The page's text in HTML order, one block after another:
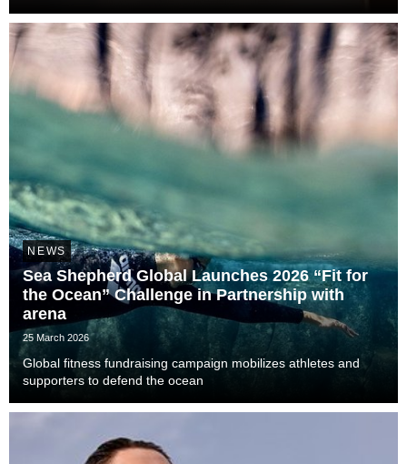
NEWS
Sea Shepherd Global Launches 2026 “Fit for
the Ocean” Challenge in Partnership with
arena
25 March 2026
Global fitness fundraising campaign mobilizes athletes and
supporters to defend the ocean